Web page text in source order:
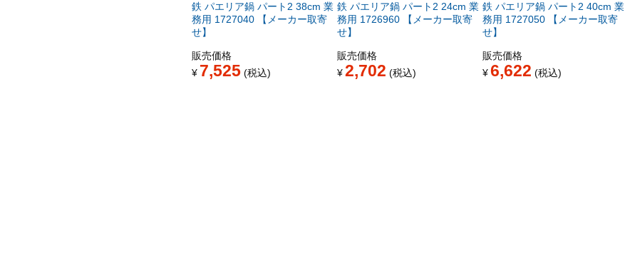
鉄 パエリア鍋 パート2 38cm 業
務用 1727040 【メーカー取寄
せ】
販売価格
¥ 7,525 税込
鉄 パエリア鍋 パート2 24cm 業
務用 1726960 【メーカー取寄
せ】
販売価格
¥2,702 税込
鉄 パエリア鍋 パート2 40cm 業
務用 1727050 【メーカー取寄
せ】
販売価格
¥6,622 税込